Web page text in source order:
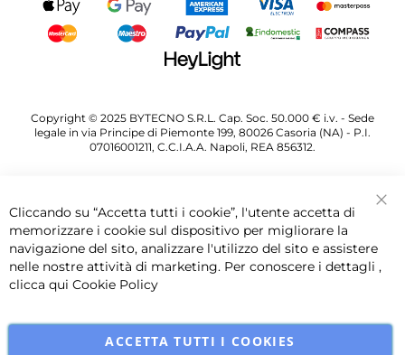
Copyright © 2025 BYTECNO S.R.L. Cap. Soc. 50.000 € i.v. - Sede
legale in via Principe di Piemonte 199, 80026 Casoria (NA) - P.I.
07016001211, C.C.I.A.A. Napoli, REA 856312.
Cliccando su “Accetta tutti i cookie”, l'utente accetta di
memorizzare i cookie sul dispositivo per migliorare la
navigazione del sito, analizzare l'utilizzo del sito e assistere
nelle nostre attività di marketing. Per conoscere i dettagli ,
clicca qui Cookie Policy
ACCETTA TUTTI I COOKIES